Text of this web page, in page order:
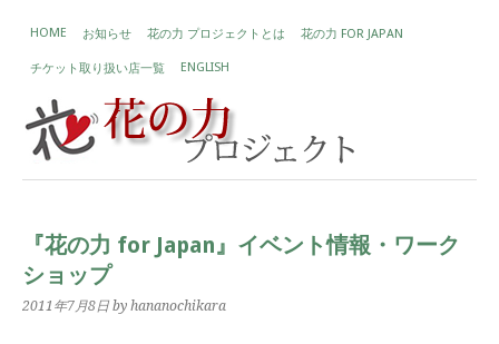
HOME お知らせ 花の力 プロジェクトとは 花の力 FOR JAPAN
チケット取り扱い店一覧 ENGLISH
『花の力 for Japan』イベント情報・ワーク
ショップ
2011年7月8日 by hananochikara